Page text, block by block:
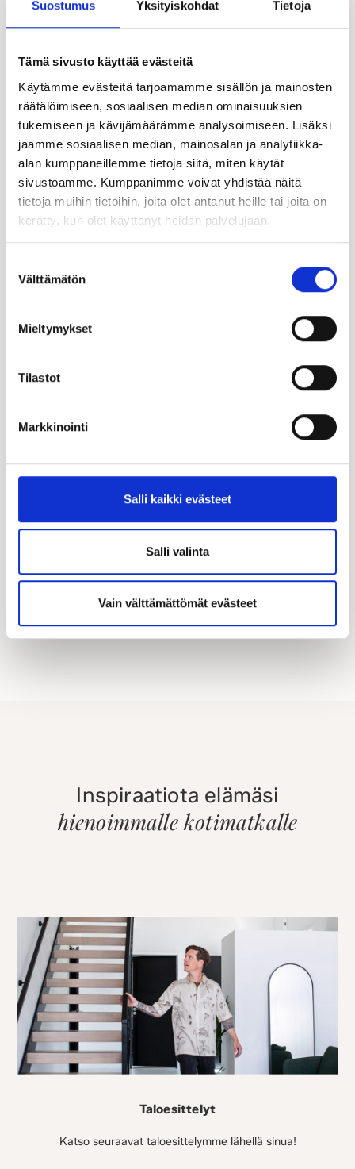
Suostumus Yksityiskohdat Tietoja
Tämä sivusto käyttää evästeitä
Käytämme evästeitä tarjoamamme sisällön ja mainosten
räätälöimiseen, sosiaalisen median ominaisuuksien
tukemiseen ja kävijämäärämme analysoimiseen. Lisäksi
jaamme sosiaalisen median, mainosalan ja analytiikka-
alan kumppaneillemme tietoja siitä, miten käytät
sivustoamme. Kumppanimme voivat yhdistää näitä
tietoja muihin tietoihin, joita olet antanut heille tai joita on
kerätty, kun olet käyttänyt heidän palvelujaan.
valinta
Välttämätön
Mieltymykset
Tilastot
Markkinointi
Salli kaikki evästeet
Salli valinta
Vain välttämättömät evästeet
Hyödynnä Kastellin tarjoamat merkittävät
kampanjamme.
KATSO KAIKKI KAMPANJAT
Inspiraatiota elämäsi
hienoimmalle kotimatkalle
Taloesittelyt
Katso seuraavat taloesittelymme lähellä sinua!